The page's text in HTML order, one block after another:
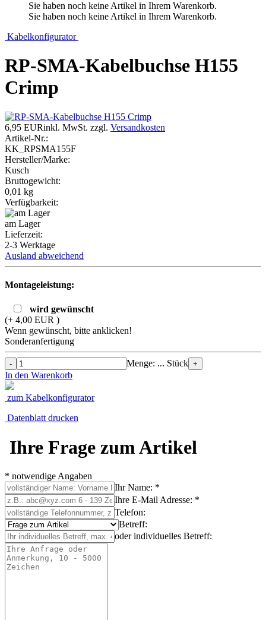
Sie haben noch keine Artikel in Ihrem Warenkorb.
Sie haben noch keine Artikel in Ihrem Warenkorb.
Kabelkonfigurator
RP-SMA-Kabelbuchse H155
Crimp
6,95 EURinkl. MwSt. zzgl. Versandkosten
Artikel-Nr.:
KK_RPSMA155F
Hersteller/Marke:
Kusch
Bruttogewicht:
0,01 kg
Verfügbarkeit:
am Lager
Lieferzeit:
2-3 Werktage
Ausland abweichend
Montageleistung:
wird gewünscht
(+ 4,00 EUR )
Wenn gewünscht, bitte anklicken!
Sonderanfertigung
- Menge: ... Stück +
In den Warenkorb
zum Kabelkonfigurator
Datenblatt drucken
Ihre Frage zum Artikel
* notwendige Angaben
Ihr Name: *
Ihre E-Mail Adresse: *
Telefon:
Betreff:
oder individuelles Betreff: